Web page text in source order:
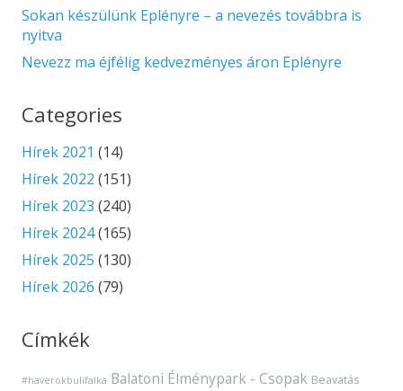
Sokan készülünk Eplényre – a nevezés továbbra is
nyitva
Nevezz ma éjfélig kedvezményes áron Eplényre
Categories
Hírek 2021 (14)
Hírek 2022 (151)
Hírek 2023 (240)
Hírek 2024(165)
Hírek 2025 (130)
Hírek 2026 (79)
Címkék
#haverokbulifalka Balatoni Élménypark - Csopak Beavatás